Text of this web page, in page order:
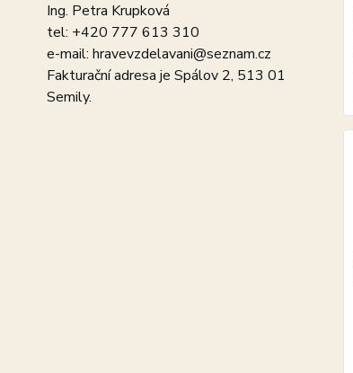
Ing. Petra Krupková
tel: +420 777 613 310
e-mail: hravevzdelavani@seznam.cz
Fakturační adresa je Spálov 2, 513 01
Semily.